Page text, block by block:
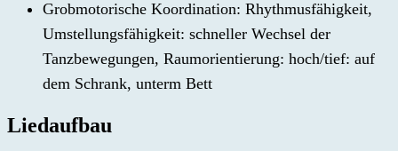
Grobmotorische Koordination: Rhythmusfähigkeit,
Umstellungsfähigkeit: schneller Wechsel der
Tanzbewegungen, Raumorientierung: hoch/tief: auf
dem Schrank, unterm Bett
Liedaufbau